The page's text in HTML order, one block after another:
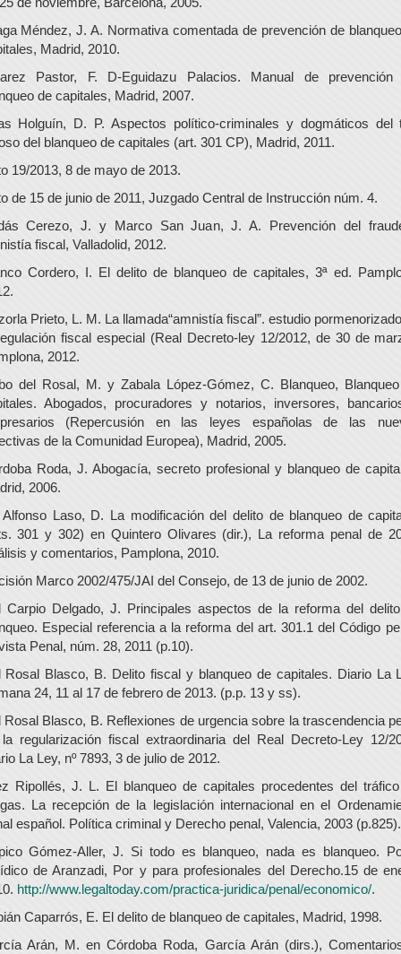
Méndez, J. A. Normativa comentada de prevención de
Madrid, 2010.
Pastor, F. D-Eguidazu Palacios. Manual de prevención
de capitales, Madrid, 2007.
Holguín, D. P. Aspectos político-criminales y dogmáticos del
del blanqueo de capitales (art. 301 CP), Madrid, 2011.
19/2013, 8 de mayo de 2013.
de 15 de junio de 2011, Juzgado Central de Instrucción núm. 4.
Cerezo, J. y Marco San Juan, J. A. Prevención del
fiscal, Valladolid, 2012.
Cordero, I. El delito de blanqueo de capitales, 3ª ed.
Prieto, L. M. La llamada“amnistía fiscal”. estudio
fiscal especial (Real Decreto-ley 12/2012, de 30 de
2012.
del Rosal, M. y Zabala López-Gómez, C. Blanqueo,
Abogados, procuradores y notarios, inversores,
(Repercusión en las leyes españolas de las
de la Comunidad Europea), Madrid, 2005.
Roda, J. Abogacía, secreto profesional y blanqueo de
2006.
Laso, D. La modificación del delito de blanqueo de
301 y 302) en Quintero Olivares (dir.), La reforma penal de
y comentarios, Pamplona, 2010.
Marco 2002/475/JAI del Consejo, de 13 de junio de 2002.
Carpio Delgado, J. Principales aspectos de la reforma del
Especial referencia a la reforma del art. 301.1 del Código
Penal, núm. 28, 2011 (p.10).
Rosal Blasco, B. Delito fiscal y blanqueo de capitales. Diario La
24, 11 al 17 de febrero de 2013. (p.p. 13 y ss).
Rosal Blasco, B. Reflexiones de urgencia sobre la trascendencia
regularización fiscal extraordinaria del Real Decreto-Ley 12/
La Ley, nº 7893, 3 de julio de 2012.
Ripollés, J. L. El blanqueo de capitales procedentes del
La recepción de la legislación internacional en el
español. Política criminal y Derecho penal, Valencia, 2003 (p.825).
Gómez-Aller, J. Si todo es blanqueo, nada es blanqueo.
de Aranzadi, Por y para profesionales del Derecho.15 de
http://www.legaltoday.com/practica-juridica/penal/economico/.
Caparrós, E. El delito de blanqueo de capitales, Madrid, 1998.
Arán, M. en Córdoba Roda, García Arán (dirs.),